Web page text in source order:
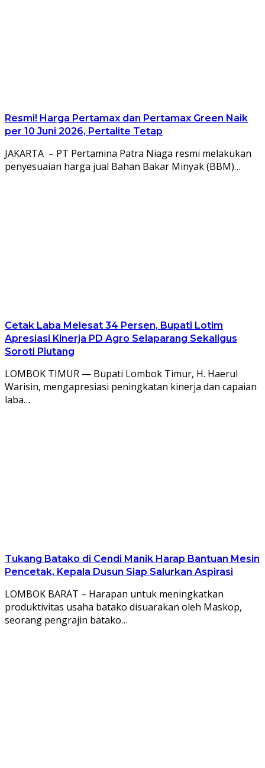
Resmi! Harga Pertamax dan Pertamax Green Naik
per 10 Juni 2026, Pertalite Tetap
JAKARTA – PT Pertamina Patra Niaga resmi melakukan
penyesuaian harga jual Bahan Bakar Minyak (BBM)…
Cetak Laba Melesat 34 Persen, Bupati Lotim
Apresiasi Kinerja PD Agro Selaparang Sekaligus
Soroti Piutang
LOMBOK TIMUR — Bupati Lombok Timur, H. Haerul
Warisin, mengapresiasi peningkatan kinerja dan capaian
laba…
Tukang Batako di Cendi Manik Harap Bantuan Mesin
Pencetak, Kepala Dusun Siap Salurkan Aspirasi
LOMBOK BARAT – Harapan untuk meningkatkan
produktivitas usaha batako disuarakan oleh Maskop,
seorang pengrajin batako…